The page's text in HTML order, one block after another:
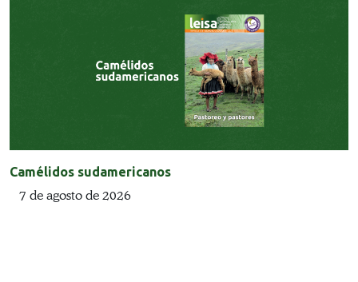
Camélidos sudamericanos
7 de agosto de 2026